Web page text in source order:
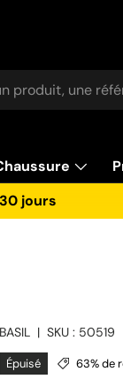
jours
BASIL |SKU : 50519
Épuisé 63% de